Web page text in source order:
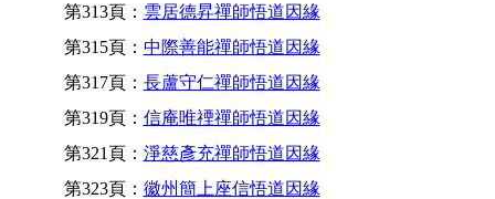
第313頁： 雲居德昇禪師悟道因緣
第315頁： 中際善能禪師悟道因緣
第317頁： 長蘆守仁禪師悟道因緣
第319頁： 信庵唯禋禪師悟道因緣
第321頁： 淨慈彥充禪師悟道因緣
第323頁： 徽州簡上座信悟道因緣